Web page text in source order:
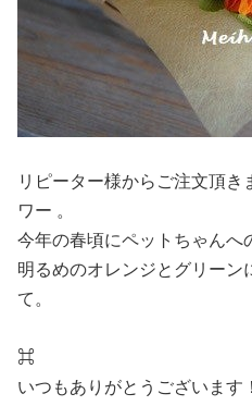
リピーター様からご注文頂き
ワー 。
今年の春頃にペットちゃんへ
明るめのオレンジとグリーン
て。
⌘
いつもありがとうございます！